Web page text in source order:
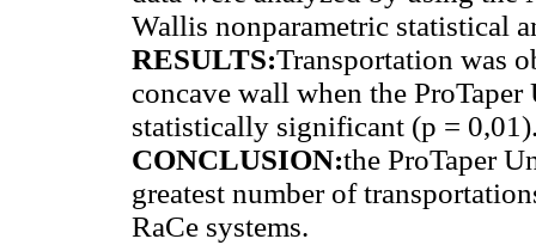
Wallis nonparametric statistical
RESULTS:Transportation was
concave wall when the
statistically significant (p =
CONCLUSION:the ProTaper
greatest number of
RaCe systems.